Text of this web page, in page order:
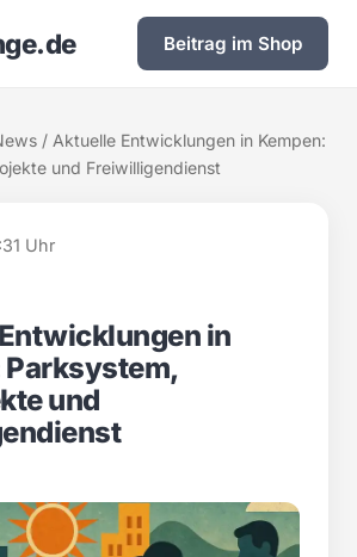
Beitrag im Shop
/ Aktuelle Entwicklungen in Kempen:
und Freiwilligendienst
Uhr
in
Parksystem,
und